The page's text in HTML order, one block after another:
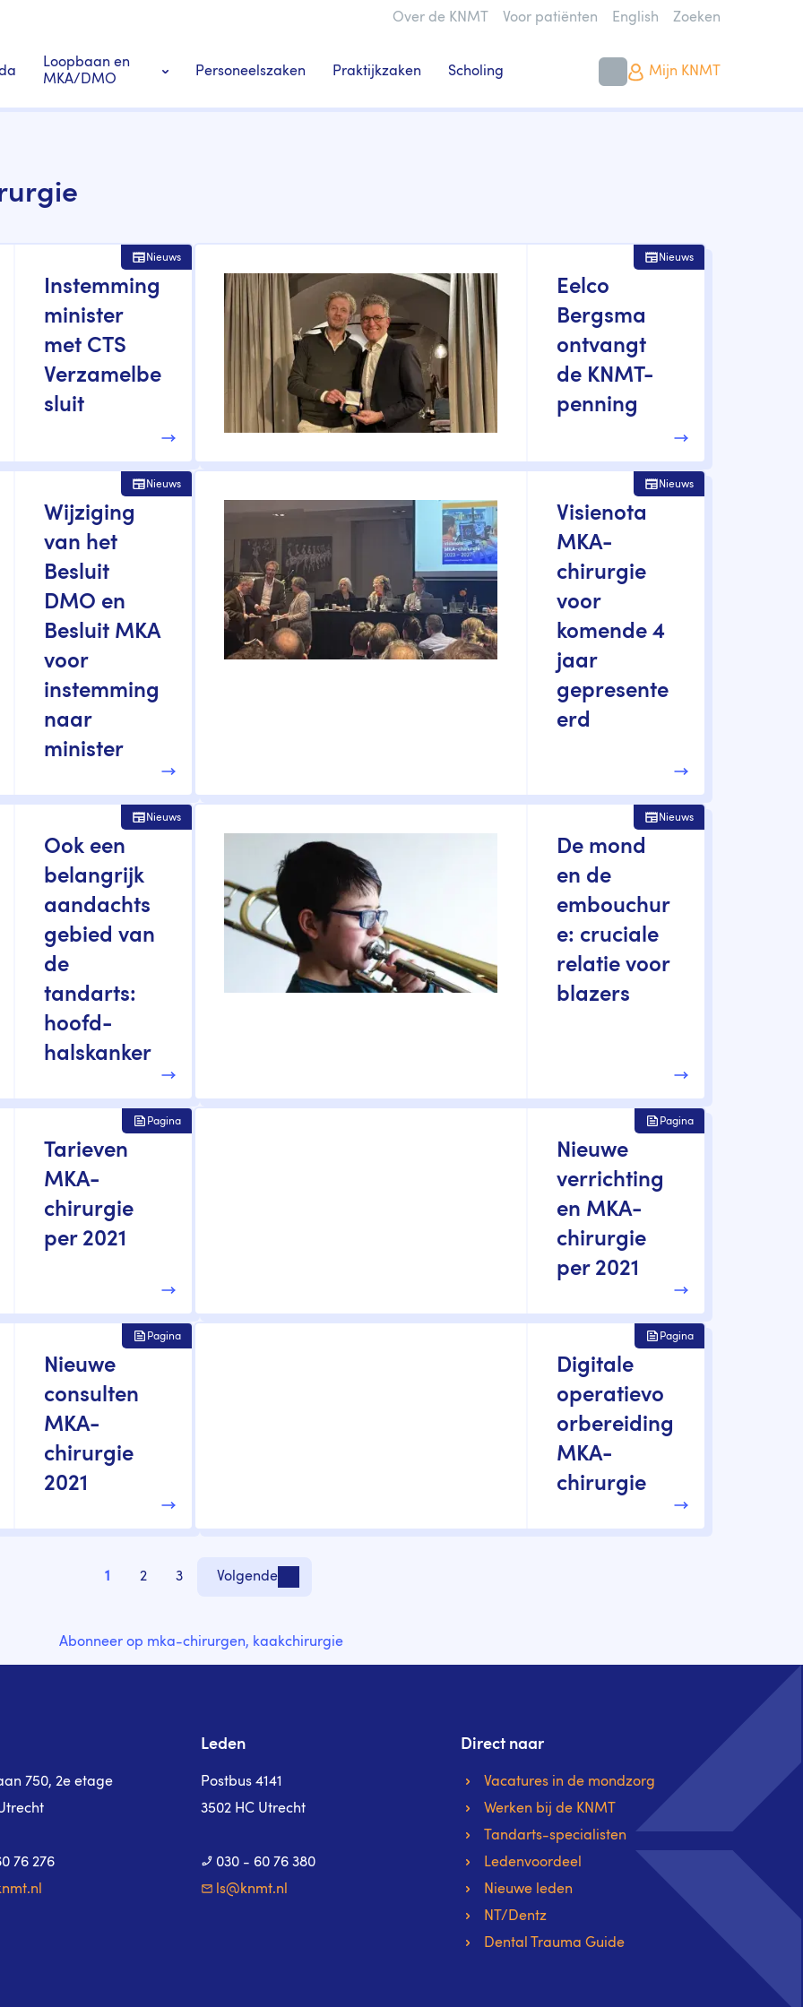
Over de KNMT Voor patiënten English
Zoeken
Loopbaan en
MKA/DMO
Tandarts-specialisten
Personeelszaken Praktijkzaken Scholing Mijn KNMT
Instemming
minister
met CTS
Verzamelbe
sluit
Nieuws
Eelco
Bergsma
ontvangt
de KNMT-
penning
Nieuws
Wijziging
van het
Besluit
DMO en
Besluit MKA
voor
instemming
naar
minister
Nieuws
Visienota
MKA-
chirurgie
voor
komende 4
jaar
gepresente
erd
Nieuws
Ook een
belangrijk
aandachts
gebied van
de
tandarts:
hoofd-
halskanker
Nieuws
De mond
en de
embouchur
e: cruciale
relatie voor
blazers
Nieuws
Tarieven
MKA-
chirurgie
per 2021
Pagina
Nieuwe
verrichting
en MKA-
chirurgie
per 2021
Pagina
Nieuwe
consulten
MKA-
chirurgie
2021
Pagina
Digitale
operatievo
orbereiding
MKA-
chirurgie
Pagina
1
2
3
Volgende pagina
Volgende
Abonneer op mka-chirurgen, kaakchirurgie
750, 2e etage
76 276
Leden
Postbus 4141
3502 HC Utrecht
030 - 60 76 380
ls@knmt.nl
Direct naar
Vacatures in de mondzorg
Werken bij de KNMT
Tandarts-specialisten
Ledenvoordeel
Nieuwe leden
NT/Dentz
Dental Trauma Guide